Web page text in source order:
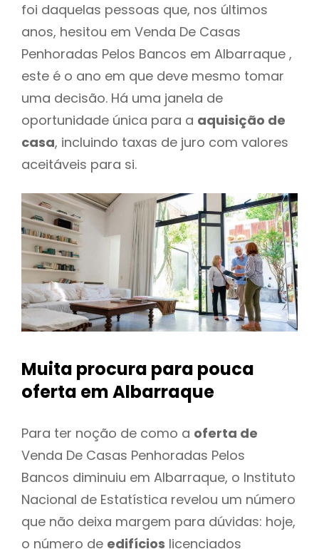
foi daquelas pessoas que, nos últimos
anos, hesitou em Venda De Casas
Penhoradas Pelos Bancos em Albarraque ,
este é o ano em que deve mesmo tomar
uma decisão. Há uma janela de
oportunidade única para a aquisição de
casa, incluindo taxas de juro com valores
aceitáveis para si.
Muita procura para pouca
oferta em Albarraque
Para ter noção de como a oferta de
Venda De Casas Penhoradas Pelos
Bancos diminuiu em Albarraque, o Instituto
Nacional de Estatística revelou um número
que não deixa margem para dúvidas: hoje,
o número de edifícios licenciados